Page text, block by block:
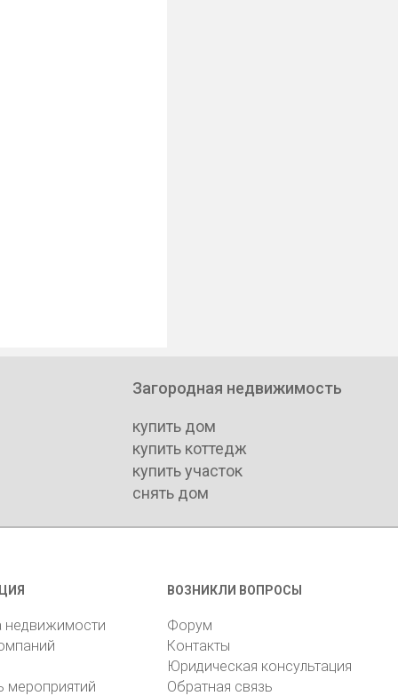
Загородная недвижимость
купить дом
купить коттедж
купить участок
снять дом
недвижимости
мероприятий
ВОЗНИКЛИ ВОПРОСЫ
Форум
Контакты
Юридическая консультация
Обратная связь